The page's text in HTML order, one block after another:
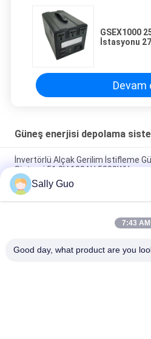
GSEX1000
İstasyonu
Devam
Güneş enerjisi depolama
İnvertörlü Alçak Gerilim İstifleme
Sistemi 51.2V 100AH ​​5000WH
110V 220V Güneş Enerjisi 5000WH -
Depolama Sistemi
230VAC Hibrit Güneş Enerjisi
Sally Guo
7:43 AM
Good day, what product are you